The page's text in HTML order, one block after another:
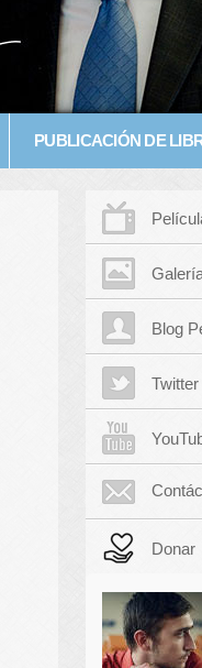
PUBLICACIÓN DE
Blog
Twitter
Donar